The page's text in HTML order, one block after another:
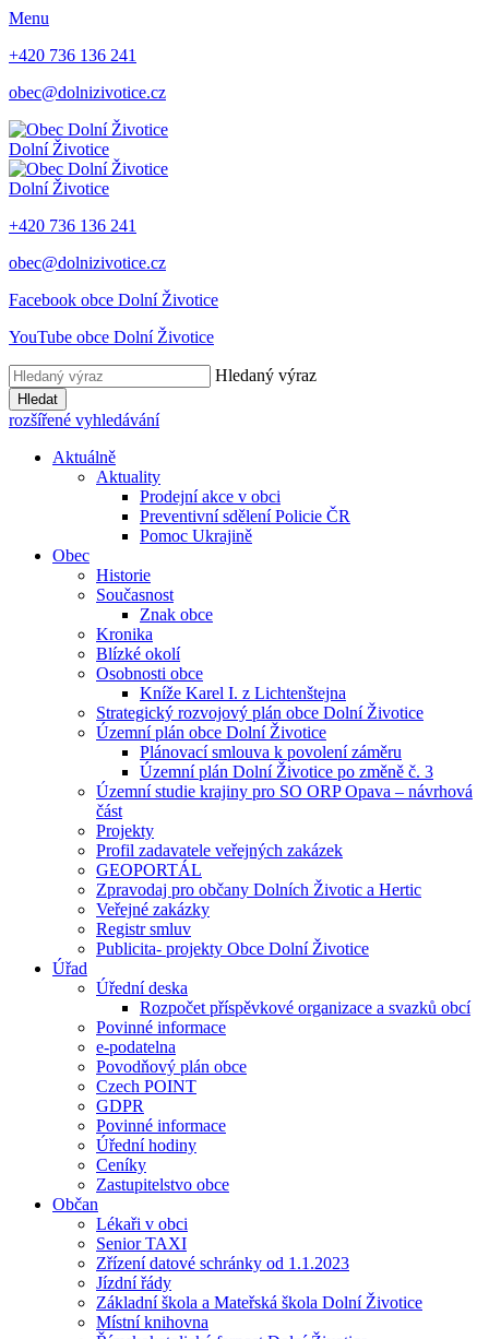
Menu
+420 736 136 241
obec@dolnizivotice.cz
Dolní Životice
Dolní Životice
+420 736 136 241
obec@dolnizivotice.cz
Facebook obce Dolní Životice
YouTube obce Dolní Životice
Hledaný výraz
Hledat
rozšířené vyhledávání
Aktuálně
Aktuality
Prodejní akce v obci
Preventivní sdělení Policie ČR
Pomoc Ukrajině
Obec
Historie
Současnost
Znak obce
Kronika
Blízké okolí
Osobnosti obce
Kníže Karel I. z Lichtenštejna
Strategický rozvojový plán obce Dolní Životice
Územní plán obce Dolní Životice
Plánovací smlouva k povolení záměru
Územní plán Dolní Životice po změně č. 3
Územní studie krajiny pro SO ORP Opava – návrhová
část
Projekty
Profil zadavatele veřejných zakázek
GEOPORTÁL
Zpravodaj pro občany Dolních Životic a Hertic
Veřejné zakázky
Registr smluv
Publicita- projekty Obce Dolní Životice
Úřad
Úřední deska
Rozpočet příspěvkové organizace a svazků obcí
Povinné informace
e-podatelna
Povodňový plán obce
Czech POINT
GDPR
Povinné informace
Úřední hodiny
Ceníky
Zastupitelstvo obce
Občan
Lékaři v obci
Senior TAXI
Zřízení datové schránky od 1.1.2023
Jízdní řády
Základní škola a Mateřská škola Dolní Životice
Místní knihovna